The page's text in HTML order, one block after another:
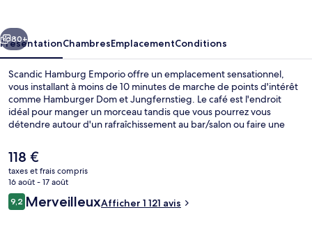
Suivant
80+
PrésentationChambresEmplacementConditions
Scandic Hamburg Emporio offre un emplacement sensationnel,
vous installant à moins de 10 minutes de marche de points d'intérêt
comme Hamburger Dom et Jungfernstieg. Le café est l'endroit
idéal pour manger un morceau tandis que vous pourrez vous
détendre autour d'un rafraîchissement au bar/salon ou faire une
salle de fitness, un snack-bar/une épicerie fine et une terrasse. Les
autres voyageurs adorent le personnel attentionné et le petit
déjeuner. L'hébergement se situe à une très courte distance à pied
des transports publics : Station U-Bahn Gänsemarkt se trouve à 5
min et Station U-Bahn Messehallen, à 8 min.
Le
prix
actuel
est
de
118 €
taxes et frais compris
16 août - 17 août
Avis
voyageurs
9,29,2 sur 10
MerveilleuxAfficher 1 121 avis